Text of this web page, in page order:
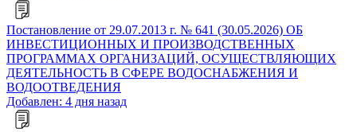
Постановление от 29.07.2013 г. № 641 (30.05.2026) ОБ
ИНВЕСТИЦИОННЫХ И ПРОИЗВОДСТВЕННЫХ
ПРОГРАММАХ ОРГАНИЗАЦИЙ, ОСУЩЕСТВЛЯЮЩИХ
ДЕЯТЕЛЬНОСТЬ В СФЕРЕ ВОДОСНАБЖЕНИЯ И
ВОДООТВЕДЕНИЯ
Добавлен: 4 дня назад